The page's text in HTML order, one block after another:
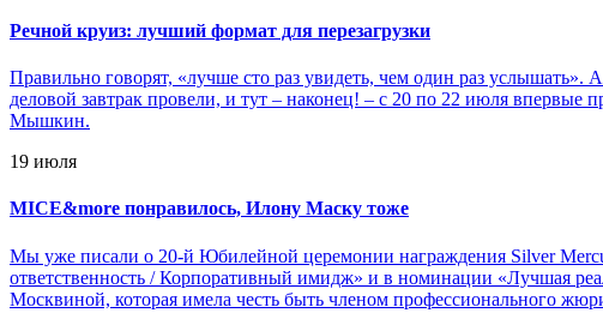
Речной круиз: лучший формат для перезагрузки
Правильно говорят, «лучше сто раз увидеть, чем один раз
деловой завтрак провели, и тут – наконец! – с 20 по 22 июля
Мышкин.
19 июля
MICE&more понравилось, Илону Маску тоже
Мы уже писали о 20-й Юбилейной церемонии награждения Silver
ответственность / Корпоративный имидж» и в номинации «Лучшая
Москвиной, которая имела честь быть членом профессионального